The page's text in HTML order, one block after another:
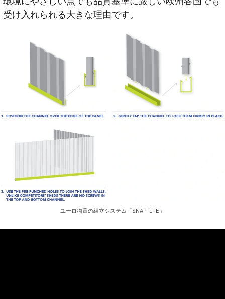
受け入れられる大きな理由です。
ユーロ物置の組立システム「SNAPTITE」